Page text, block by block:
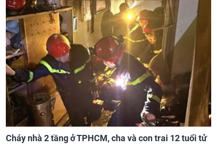
Cháy nhà 2 tầng ở TPHCM, cha và con trai 12 tuổi tử